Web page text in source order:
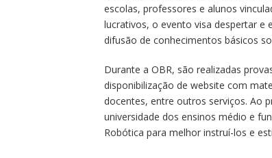
escolas, professores e alunos
lucrativos, o evento visa despertar e
difusão de conhecimentos básicos
Durante a OBR, são realizadas
disponibilização de website com
docentes, entre outros serviços. Ao
universidade dos ensinos médio e
Robótica para melhor instruí-los e